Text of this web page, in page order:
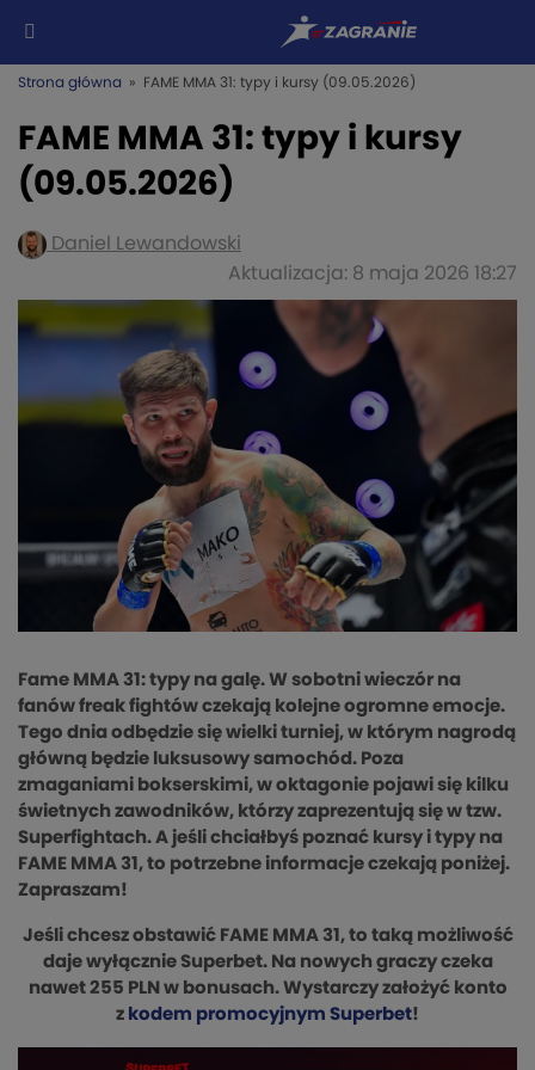
Strona główna » FAME MMA 31: typy i kursy (09.05.2026)
FAME MMA 31: typy i kursy
(09.05.2026)
Daniel Lewandowski
Aktualizacja: 8 maja 2026 18:27
Fame MMA 31: typy na galę. W sobotni wieczór na
fanów freak fightów czekają kolejne ogromne emocje.
Tego dnia odbędzie się wielki turniej, w którym nagrodą
główną będzie luksusowy samochód. Poza
zmaganiami bokserskimi, w oktagonie pojawi się kilku
świetnych zawodników, którzy zaprezentują się w tzw.
Superfightach. A jeśli chciałbyś poznać kursy i typy na
FAME MMA 31, to potrzebne informacje czekają poniżej.
Zapraszam!
Jeśli chcesz obstawić FAME MMA 31, to taką możliwość
daje wyłącznie Superbet. Na nowych graczy czeka
nawet 255 PLN w bonusach. Wystarczy założyć konto
z kodem promocyjnym Superbet!